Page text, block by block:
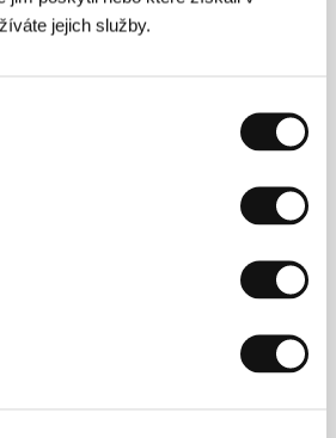
jejich služby.
(1896, Lublaň – 1945, Klecany